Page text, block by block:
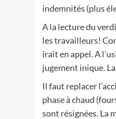
indemnités (plus
A la lecture du
les travailleurs!
irait en appel. A
jugement inique.
Il faut replacer
phase à chaud
sont résignées. La